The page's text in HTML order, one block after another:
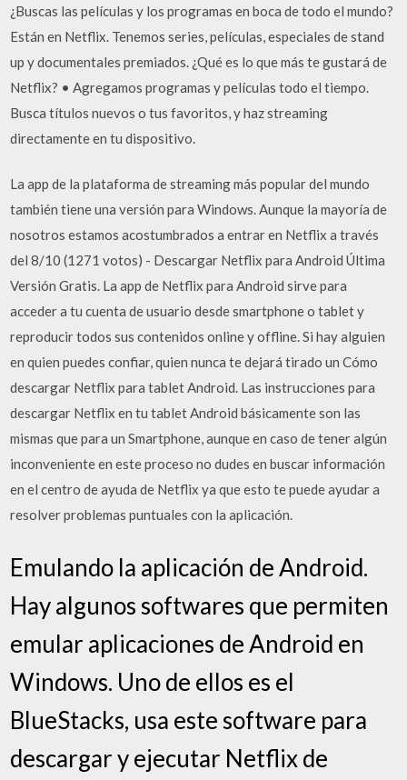
¿Buscas las películas y los programas en boca de todo el mundo?
Están en Netflix. Tenemos series, películas, especiales de stand
up y documentales premiados. ¿Qué es lo que más te gustará de
Netflix? • Agregamos programas y películas todo el tiempo.
Busca títulos nuevos o tus favoritos, y haz streaming
directamente en tu dispositivo.
La app de la plataforma de streaming más popular del mundo
también tiene una versión para Windows. Aunque la mayoría de
nosotros estamos acostumbrados a entrar en Netflix a través
del 8/10 (1271 votos) - Descargar Netflix para Android Última
Versión Gratis. La app de Netflix para Android sirve para
acceder a tu cuenta de usuario desde smartphone o tablet y
reproducir todos sus contenidos online y offline. Si hay alguien
en quien puedes confiar, quien nunca te dejará tirado un Cómo
descargar Netflix para tablet Android. Las instrucciones para
descargar Netflix en tu tablet Android básicamente son las
mismas que para un Smartphone, aunque en caso de tener algún
inconveniente en este proceso no dudes en buscar información
en el centro de ayuda de Netflix ya que esto te puede ayudar a
resolver problemas puntuales con la aplicación.
Emulando la aplicación de Android.
Hay algunos softwares que permiten
emular aplicaciones de Android en
Windows. Uno de ellos es el
BlueStacks, usa este software para
descargar y ejecutar Netflix de